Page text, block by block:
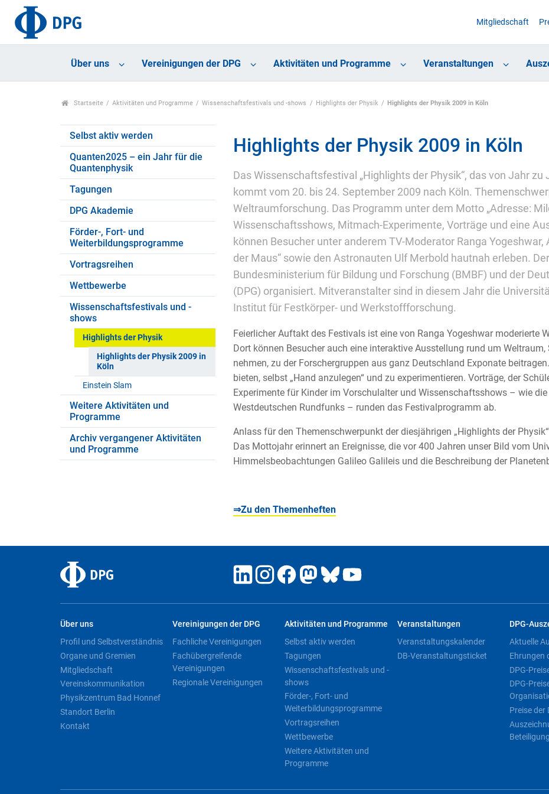
Mitgliedschaft
Über uns Vereinigungen der DPG Aktivitäten und Programme Veranstaltungen
Startseite Aktivitäten und Programme Wissenschaftsfestivals und -shows Highlights der Physik Highlights der Physik 2009 in Köln
Selbst aktiv werden
Quanten2025 – ein Jahr für die
Quantenphysik
Tagungen
DPG Akademie
Förder-, Fort- und
Weiterbildungsprogramme
Vortragsreihen
Wettbewerbe
Wissenschaftsfestivals und -
shows
Highlights der Physik
Highlights der Physik 2009 in
Köln
Einstein Slam
Weitere Aktivitäten und
Programme
Archiv vergangener Aktivitäten
und Programme
Highlights der Physik 2009 in Köln
Das Wissenschaftsfestival „Highlights der Physik“, das von Jahr
kommt vom 20. bis 24. September 2009 nach Köln.
Weltraumforschung. Das Programm unter dem Motto „Adresse:
Wissenschaftsshows, Mitmach-Experimente, Vorträge und eine
können Besucher unter anderem TV-Moderator Ranga
der Maus“ sowie den Astronauten Ulf Merbold hautnah erleben.
Bundesministerium für Bildung und Forschung (BMBF) und der
(DPG) organisiert. Mitveranstalter sind in diesem Jahr die
Institut für Festkörper- und Werkstoffforschung.
Feierlicher Auftakt des Festivals ist eine von Ranga Yogeshwar moderierte
Dort können Besucher auch eine interaktive Ausstellung rund um
nehmen, zu der Forschergruppen aus ganz Deutschland Exponate
bieten, selbst „Hand anzulegen“ und zu experimentieren. Vorträge, der
Experimente für Kinder im Vorschulalter und Wissenschaftsshows – wie die
Westdeutschen Rundfunks – runden das Festivalprogramm ab.
Anlass für den Themenschwerpunkt der diesjährigen „Highlights der
Das Mottojahr erinnert an Ereignisse, die vor 400 Jahren unser Bild vom
Himmelsbeobachtungen Galileo Galileis und die Beschreibung der
⇒Zu den Themenheften
Über uns
Profil und Selbstverständnis
Organe und Gremien
Mitgliedschaft
Vereinskommunikation
Physikzentrum Bad Honnef
Standort Berlin
Kontakt
Vereinigungen der DPG
Fachliche Vereinigungen
Fachübergreifende
Vereinigungen
Regionale Vereinigungen
Aktivitäten und Programme
Selbst aktiv werden
Tagungen
Wissenschaftsfestivals und -
shows
Förder-, Fort- und
Weiterbildungsprogramme
Vortragsreihen
Wettbewerbe
Weitere Aktivitäten und
Programme
Veranstaltungen
Veranstaltungskalender
DB-Veranstaltungsticket
DPG-
Aktuelle
Ehrungen
DPG-
DPG-
Preise der
Beteiligung